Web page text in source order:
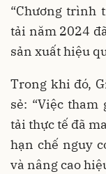
“Chương trình
tải năm 2024
sản xuất hiệu
Trong khi đó,
sẻ: “Việc
tải thực tế đã
hạn chế nguy
và nâng cao